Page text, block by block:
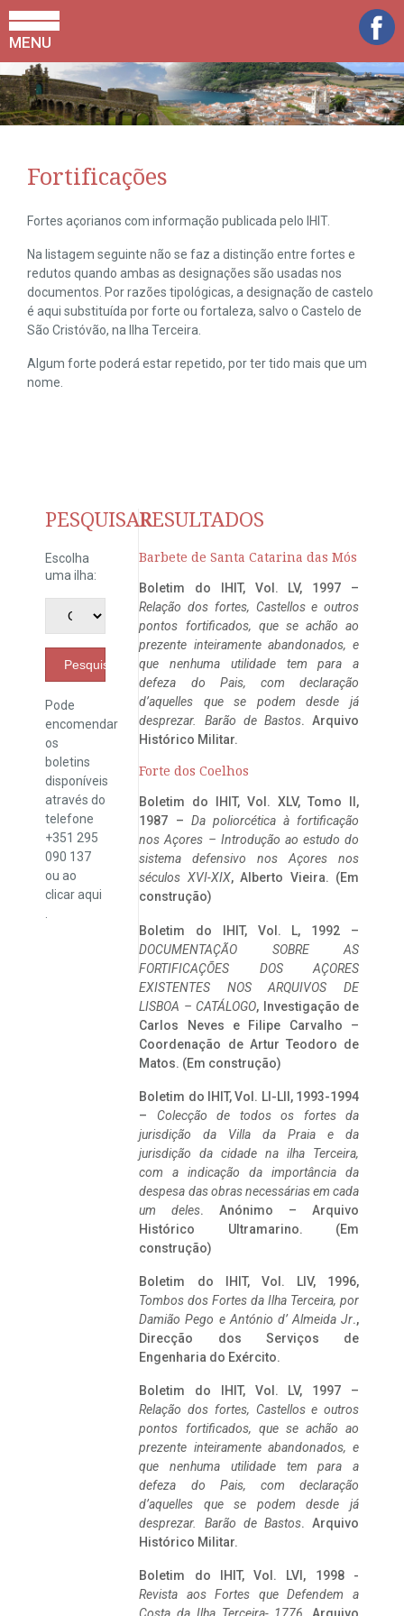
MENU
Fortificações
Fortes açorianos com informação publicada pelo IHIT.
Na listagem seguinte não se faz a distinção entre fortes e
redutos quando ambas as designações são usadas nos
documentos. Por razões tipológicas, a designação de castelo
é aqui substituída por forte ou fortaleza, salvo o Castelo de
São Cristóvão, na Ilha Terceira.
Algum forte poderá estar repetido, por ter tido mais que um
nome.
PESQUISAR
Escolha
uma ilha:
Pesquisar
Pode
encomendar
os
boletins
disponíveis
através do
telefone
+351 295
090 137
ou ao
clicaraqui
RESULTADOS
Barbete de Santa Catarina das Mós
Boletim do IHIT, Vol. LV, 1997 –
Relação dos fortes, Castellos e outros
pontos fortificados, que se achão ao
prezente inteiramente abandonados, e
que nenhuma utilidade tem para a
defeza do Pais, com declaração
d’aquelles que se podem desde já
desprezar. Barão de Bastos. Arquivo
Histórico Militar.
Forte dos Coelhos
Boletim do IHIT, Vol. XLV, Tomo II,
1987 – Da poliorcética à fortificação
nos Açores – Introdução ao estudo do
sistema defensivo nos Açores nos
séculos XVI-XIX, Alberto Vieira. (Em
construção)
Boletim do IHIT, Vol. L, 1992 –
DOCUMENTAÇÃO SOBRE AS
FORTIFICAÇÕES DOS AÇORES
EXISTENTES NOS ARQUIVOS DE
LISBOA – CATÁLOGO, Investigação de
Carlos Neves e Filipe Carvalho –
Coordenação de Artur Teodoro de
Matos. (Em construção)
Boletim do IHIT, Vol. LI-LII, 1993-1994
– Colecção de todos os fortes da
jurisdição da Villa da Praia e da
jurisdição da cidade na ilha Terceira,
com a indicação da importância da
despesa das obras necessárias em cada
um deles. Anónimo – Arquivo
Histórico Ultramarino. (Em
construção)
Boletim do IHIT, Vol. LIV, 1996,
Tombos dos Fortes da Ilha Terceira, por
Damião Pego e António d’ Almeida Jr.,
Direcção dos Serviços de
Engenharia do Exército.
Boletim do IHIT, Vol. LV, 1997 –
Relação dos fortes, Castellos e outros
pontos fortificados, que se achão ao
prezente inteiramente abandonados, e
que nenhuma utilidade tem para a
defeza do Pais, com declaração
d’aquelles que se podem desde já
desprezar. Barão de Bastos. Arquivo
Histórico Militar.
Boletim do IHIT, Vol. LVI, 1998 -
Revista aos Fortes que Defendem a